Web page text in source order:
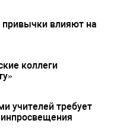
привычки влияют на
коллеги
учителей требует